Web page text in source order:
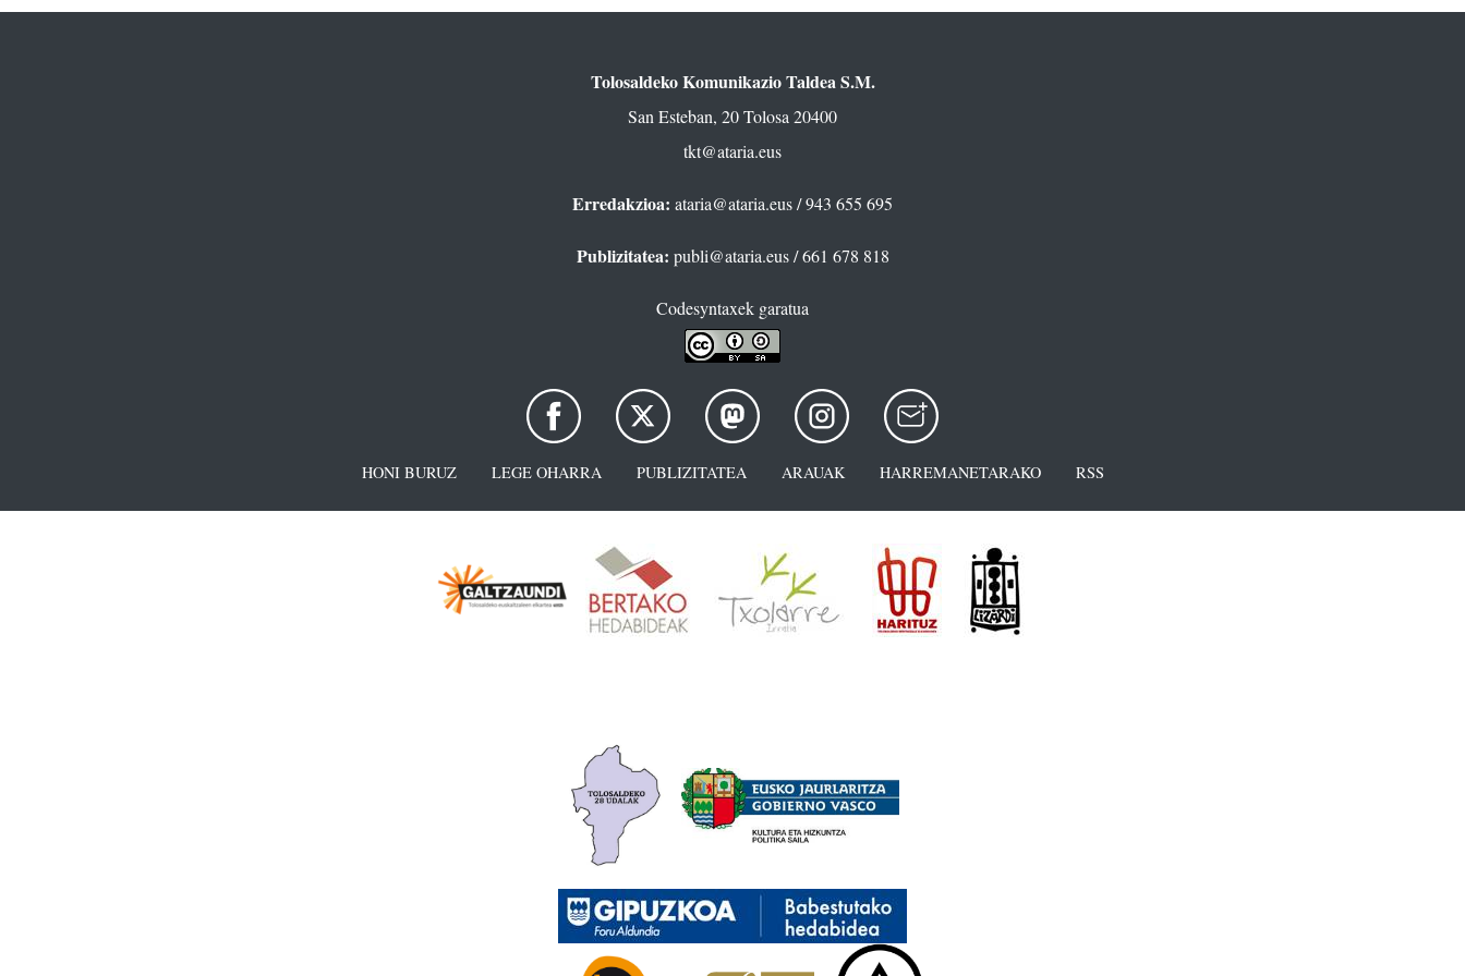
Tolosaldeko Komunikazio Taldea S.M.
San Esteban, 20 Tolosa 20400
tkt@ataria.eus
Erredakzioa: ataria@ataria.eus/ 943 655 695
Publizitatea: publi@ataria.eus/ 661 678 818
Codesyntaxek garatua
HONI BURUZ LEGE OHARRA PUBLIZITATEA ARAUAK HARREMANETARAKO RSS